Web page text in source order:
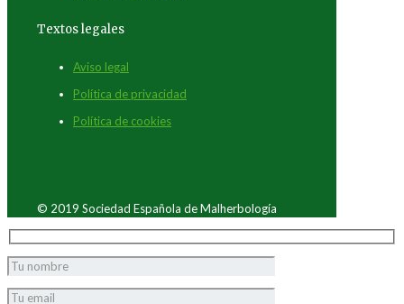
Textos legales
Aviso legal
Política de privacidad
Política de cookies
© 2019 Sociedad Española de Malherbología